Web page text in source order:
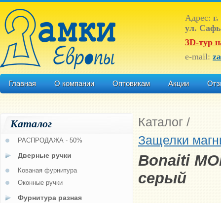
Адрес:
ул.
3D-тур
e-mail:
Главная О компании Оптовикам Акции
Каталог /
Защелки
Bonaiti
серый
Каталог
РАСПРОДАЖА - 50%
Дверные ручки
Кованая фурнитура
Оконные ручки
Фурнитура разная